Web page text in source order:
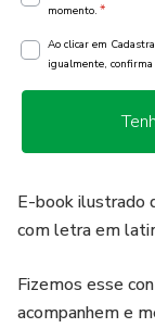
momento. *
Ao clicar em
igualmente,
E-book ilustrado
com letra em
Fizemos esse
acompanhem e